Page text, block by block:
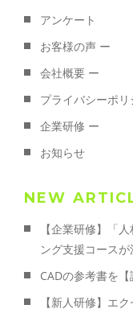
アンケート
お客様の声 ー
会社概要 ー
プライバシーポリ
企業研修 ー
お知らせ
NEW
【企業研修】「
ング支援コースが
CADの参考書を
【新人研修】エ